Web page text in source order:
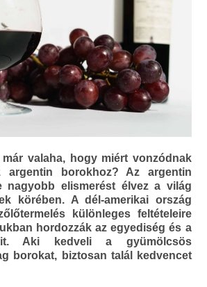
már valaha, hogy miért vonzódnak
argentin borokhoz? Az argentin
nagyobb elismerést élvez a világ
körében. A dél-amerikai ország
különleges feltételeire
hordozzák az egyediség és a
Aki kedveli a gyümölcsös
borokat, biztosan talál kedvencet